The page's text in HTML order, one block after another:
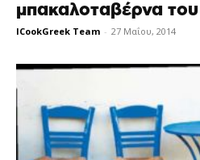
μπακαλοταβέρνα του
ICookGreek Team - 27 Μαΐου, 2014